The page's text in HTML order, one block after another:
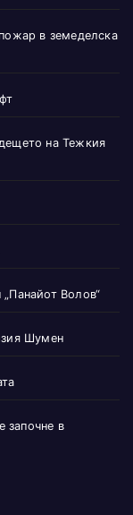
в земеделска
на Тежкия
Волов“
Шумен
започне в